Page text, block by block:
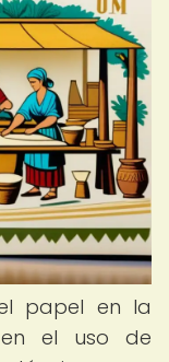
papel en la
el uso de